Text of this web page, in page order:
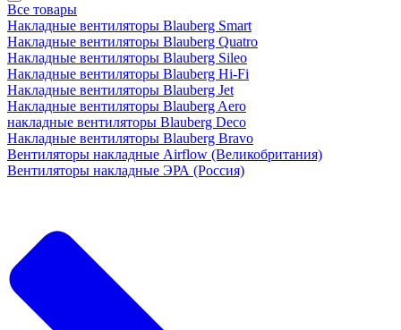
Все товары
Накладные вентиляторы Blauberg Smart
Накладные вентиляторы Blauberg Quatro
Накладные вентиляторы Blauberg Sileo
Накладные вентиляторы Blauberg Hi-Fi
Накладные вентиляторы Blauberg Jet
Накладные вентиляторы Blauberg Aero
накладные вентиляторы Blauberg Deco
Накладные вентиляторы Blauberg Bravo
Вентиляторы накладные Airflow (Великобритания)
Вентиляторы накладные ЭРА (Россия)